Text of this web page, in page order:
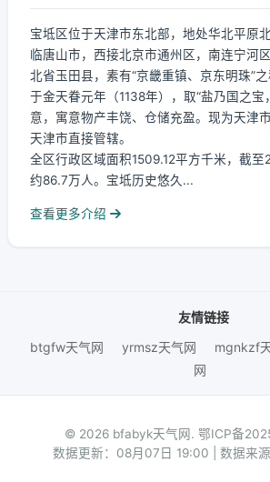
宝坻区位于天津市东北部，地处华北平原
临唐山市，西接北京市通州区，南连宁河
北省玉田县，素有“京畿重镇、京东明珠”之
于金天眷元年（1138年），取“盐乃国之宝
意，寓意物产丰饶、仓储充盈。现为天津
天津市直接管辖。
全区行政区域面积1509.12平方千米，截
约86.7万人。宝坻历史悠久...
查看更多介绍
友情链接
btgfw天气网
yrmsz天气网 mgnkzf
网
© 2026 bfabyk天气网. 鄂ICP备
数据更新：08月07日 19:00 | 数据来